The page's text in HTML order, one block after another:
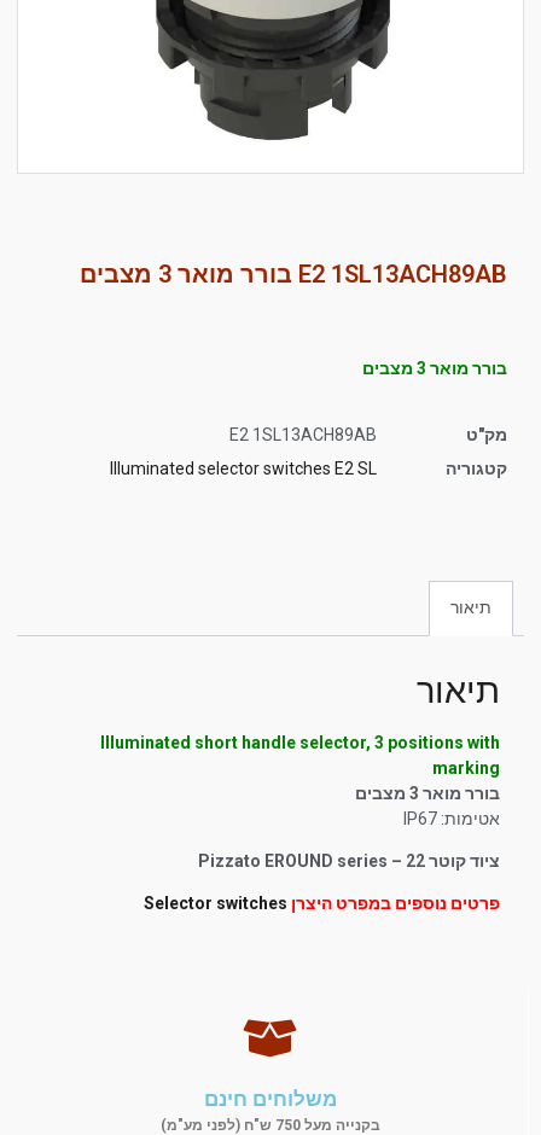
סמן קישורים
לאפס
האפשרויות
cached
E2 1SL13ACH89AB בורר מואר 3 מצבים
בורר מואר 3 מצבים
מק"ט
E2 1SL13ACH89AB
קטגוריה
Illuminated selector switches E2 SL
תיאור
תיאור
Illuminated short handle selector, 3 positions with
marking
בורר מואר 3 מצבים
אטימות: IP67
ציוד קוטר 22 – Pizzato EROUND series
פרטים נוספים במפרט היצרן Selector switches
משלוחים חינם
בקנייה מעל 750 ש"ח (לפני מע"מ)